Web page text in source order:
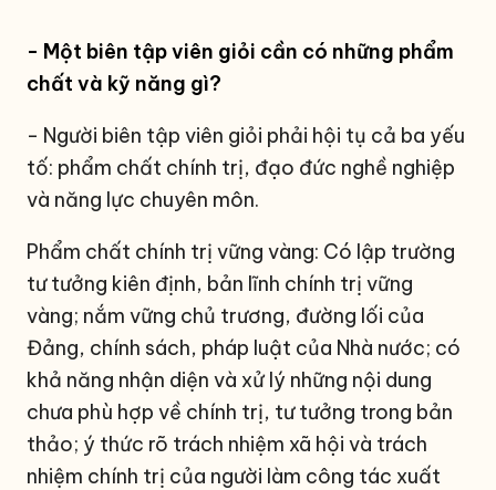
- Một biên tập viên giỏi cần có những phẩm
chất và kỹ năng gì?
- Người biên tập viên giỏi phải hội tụ cả ba yếu
tố: phẩm chất chính trị, đạo đức nghề nghiệp
và năng lực chuyên môn.
Phẩm chất chính trị vững vàng: Có lập trường
tư tưởng kiên định, bản lĩnh chính trị vững
vàng; nắm vững chủ trương, đường lối của
Đảng, chính sách, pháp luật của Nhà nước; có
khả năng nhận diện và xử lý những nội dung
chưa phù hợp về chính trị, tư tưởng trong bản
thảo; ý thức rõ trách nhiệm xã hội và trách
nhiệm chính trị của người làm công tác xuất